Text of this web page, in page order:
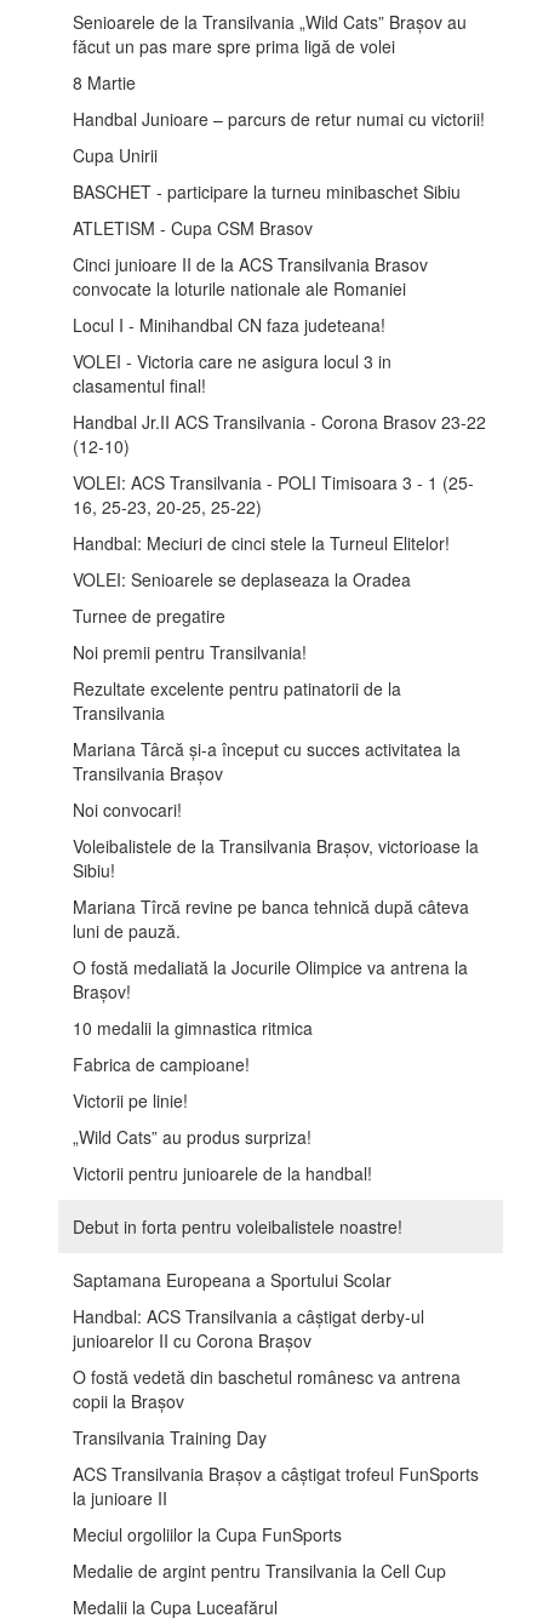
Senioarele de la Transilvania „Wild Cats” Brașov au
făcut un pas mare spre prima ligă de volei
8 Martie
Handbal Junioare – parcurs de retur numai cu victorii!
Cupa Unirii
BASCHET - participare la turneu minibaschet Sibiu
ATLETISM - Cupa CSM Brasov
Cinci junioare II de la ACS Transilvania Brasov
convocate la loturile nationale ale Romaniei
Locul I - Minihandbal CN faza judeteana!
VOLEI - Victoria care ne asigura locul 3 in
clasamentul final!
Handbal Jr.II ACS Transilvania - Corona Brasov 23-22
(12-10)
VOLEI: ACS Transilvania - POLI Timisoara 3 - 1 (25-
16, 25-23, 20-25, 25-22)
Handbal: Meciuri de cinci stele la Turneul Elitelor!
VOLEI: Senioarele se deplaseaza la Oradea
Turnee de pregatire
Noi premii pentru Transilvania!
Rezultate excelente pentru patinatorii de la
Transilvania
Mariana Târcă și-a început cu succes activitatea la
Transilvania Brașov
Noi convocari!
Voleibalistele de la Transilvania Brașov, victorioase la
Sibiu!
Mariana Tîrcă revine pe banca tehnică după câteva
luni de pauză.
O fostă medaliată la Jocurile Olimpice va antrena la
Brașov!
10 medalii la gimnastica ritmica
Fabrica de campioane!
Victorii pe linie!
„Wild Cats” au produs surpriza!
Victorii pentru junioarele de la handbal!
Debut in forta pentru voleibalistele noastre!
Saptamana Europeana a Sportului Scolar
Handbal: ACS Transilvania a câștigat derby-ul
junioarelor II cu Corona Brașov
O fostă vedetă din baschetul românesc va antrena
copii la Brașov
Transilvania Training Day
ACS Transilvania Brașov a câștigat trofeul FunSports
la junioare II
Meciul orgoliilor la Cupa FunSports
Medalie de argint pentru Transilvania la Cell Cup
Medalii la Cupa Luceafărul